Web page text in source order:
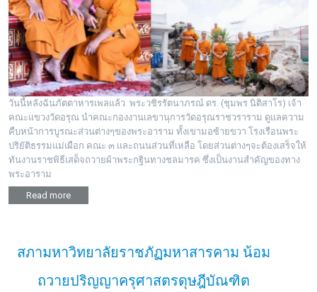
วันนี้หลังฉันภัตตาหารเพลแล้ว พระวชิรรัตนาภรณ์ ดร. (ชุมพร นิติสาโร) เจ้า
คณะแขวงวัดอรุณ นำคณะกองงานเลขานุการวัดอรุณราชวราราม ดูแลความ
คืบหน้าการบูรณะส่วนต่างๆของพระอาราม ทั้งเขามอซ้ายขวา โรงเรือนพระ
ปริยัติธรรมแม่เผือก คณะ ๓ และถนนส่วนที่เหลือ โดยส่วนต่างๆจะต้องเสร็จให้
ทันงานราชพิธีเสด็จถวายผ้าพระกฐินทางชลมารค ซึ่งเป็นงานสำคัญของทาง
พระอาราม
Read more
สภามหาวิทยาลัยราชภัฏมหาสารคาม น้อม
ถวายปริญญาครุศาสตรดุษฎีบัณฑิต